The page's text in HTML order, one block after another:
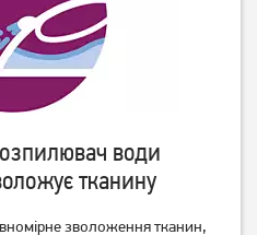
Philips STH7060/80
4 189грн
води
тканину
зволоження тканин,